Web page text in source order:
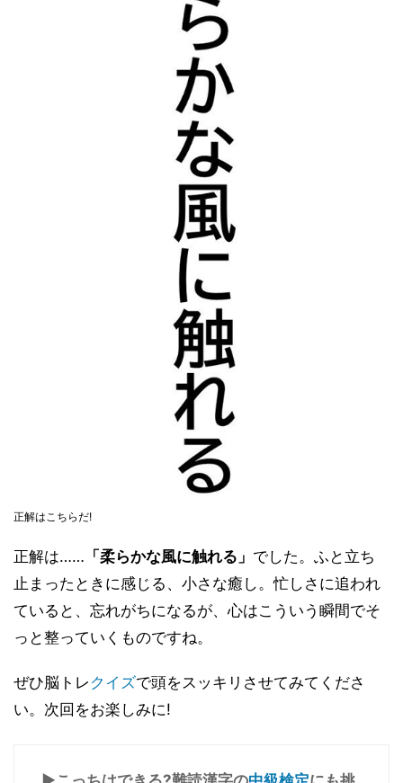
正解はこちらだ!
正解は…… 「柔らかな風に触れる」 でした。ふと立ち
止まったときに感じる、小さな癒し。忙しさに追われ
ていると、忘れがちになるが、心はこういう瞬間でそ
っと整っていくものですね。
ぜひ脳トレ クイズで頭をスッキリさせてみてくださ
い。次回をお楽しみに!